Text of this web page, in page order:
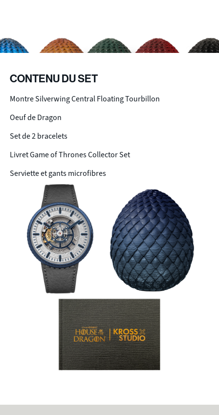
CONTENU DU SET
Montre Silverwing Central Floating Tourbillon
Oeuf de Dragon
Set de 2 bracelets
Livret Game of Thrones Collector Set
Serviette et gants microfibres